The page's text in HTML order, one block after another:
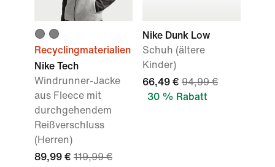
Recyclingmaterialien
Nike Tech
Windrunner-Jacke
aus Fleece mit
durchgehendem
Reißverschluss
(Herren)
89,99 € 119,99 €
Nike Dunk Low
Schuh (ältere
Kinder)
66,49 € 94,99 €
30 % Rabatt